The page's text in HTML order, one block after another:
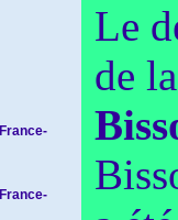
France-
France-
Le
de